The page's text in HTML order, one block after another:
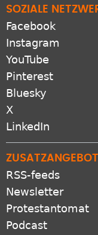
SOZIALE
Facebook
Instagram
YouTube
Pinterest
Bluesky
X
LinkedIn
RSS-feeds
Newsletter
Protestantomat
Podcast